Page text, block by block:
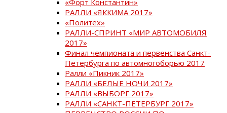
РАЛЛИ «ЯККИМА 2017»
«Политех»
РАЛЛИ-СПРИНТ «МИР АВТОМОБИЛЯ
2017»
Финал чемпионата и первенства Санкт-
Петербурга по автомногоборью 2017
Ралли «Пикник 2017»
РАЛЛИ «БЕЛЫЕ НОЧИ 2017»
РАЛЛИ «ВЫБОРГ 2017»
РАЛЛИ «САНКТ-ПЕТЕРБУРГ 2017»